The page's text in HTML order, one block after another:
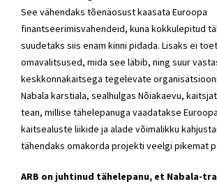
See vähendaks tõenäosust kaasata Euroopa
finantseerimisvahendeid, kuna kokkulepitud
suudetaks siis enam kinni pidada. Lisaks ei
omavalitsused, mida see läbib, ning suur
keskkonnakaitsega tegelevate
Nabala karstiala, sealhulgas Nõiakaevu,
tean, millise tähelepanuga vaadatakse
kaitsealuste liikide ja alade võimalikku
tähendaks omakorda projekti veelgi pikemat
ARB on juhtinud tähelepanu, et Nabala-